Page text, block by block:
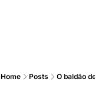
Home Posts O baldão